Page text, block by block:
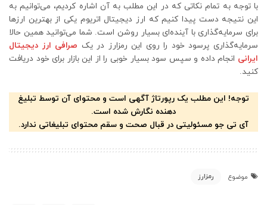
با توجه به تمام نکاتی که در این مطلب به آن اشاره کردیم، می‌توانیم به
این نتیجه دست پیدا کنیم که ارز دیجیتال اتریوم یکی از بهترین ارز‌ها
برای سرمایه‌گذاری با آینده‌ای بسیار روشن است. شما می‌توانید همین حالا
سرمایه‌گذاری پرسود خود را روی این رمزارز در یک صرافی ارز دیجیتال
ایرانی انجام داده و سپس سود بسیار خوبی را از این بازار برای خود دریافت
کنید.
توجه! این مطلب یک رپورتاژ آگهی است و محتوای آن توسط تبلیغ
دهنده نگارش شده است.
آی تی جو مسئولیتی در قبال صحت و سقم محتوای تبلیغاتی ندارد.
موضوع رمزارز